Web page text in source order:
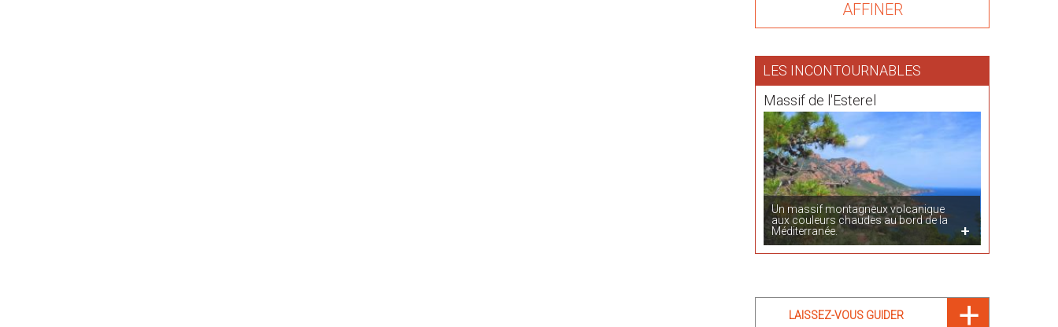
LES INCONTOURNABLES
Massif de l'Esterel
Un massif montagneux volcanique
aux couleurs chaudes au bord de la
Méditerranée.
LAISSEZ-VOUS GUIDER